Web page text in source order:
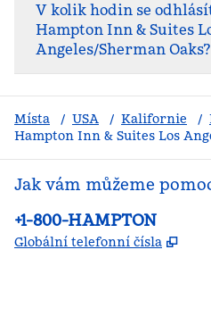
V kolik hodin se
Hampton Inn & Suites
Angeles/Sherman Oaks?
Místa / USA / Kalifornie /
Hampton Inn & Suites Los
Jak vám můžeme
Telefon:
+1-800-HAMPTON
Globální telefonní čísla ,